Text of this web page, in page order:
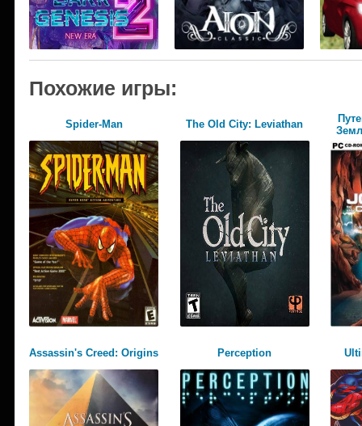
Похожие игры:
Spider-Man The Old City: Leviathan
Assassin's Creed: Origins Perception